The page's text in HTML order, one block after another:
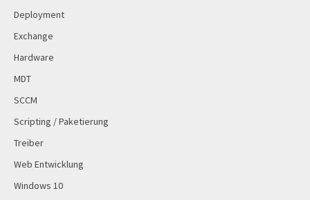
Deployment
Exchange
Hardware
MDT
SCCM
Scripting / Paketierung
Treiber
Web Entwicklung
Windows 10